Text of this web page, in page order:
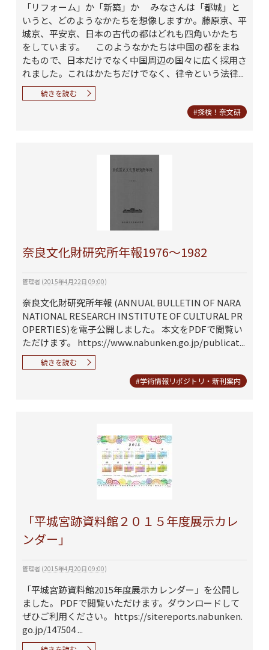
「リフォーム」か「新築」か みなさんは「都城」と
いうと、どのようなかたちを想像しますか。藤原京、平
城京、平安京、日本の古代の都はどれも四角いかたち
をしています。 このようなかたちは中国の都をまね
たもので、日本だけでなく中国周辺の国々に広く採用さ
れました。これはかたちだけでなく、律令という法律...
続きを読む
#探検！奈文研
奈良文化財研究所年報1976～1982
管理者(2015年4月22日 09:00)
奈良文化財研究所年報 (ANNUAL BULLETIN OF NARA
NATIONAL RESEARCH INSTITUTE OF CULTURAL PR
OPERTIES)を電子公開しました。 本文をPDFで閲覧い
ただけます。 https://www.nabunken.go.jp/publicat...
続きを読む
#学術情報リポジトリ・新刊案内
「平城宮跡資料館２０１５年度展示カレ
ンダー」
管理者(2015年4月20日 09:00)
「平城宮跡資料館2015年度展示カレンダー」を公開し
ました。 PDFで閲覧いただけます。ダウンロードして
ぜひご利用ください。 https://sitereports.nabunken.
go.jp/147504 ...